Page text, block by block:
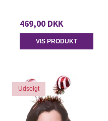
469,00 DKK
VIS PRODUKT
Udsolgt